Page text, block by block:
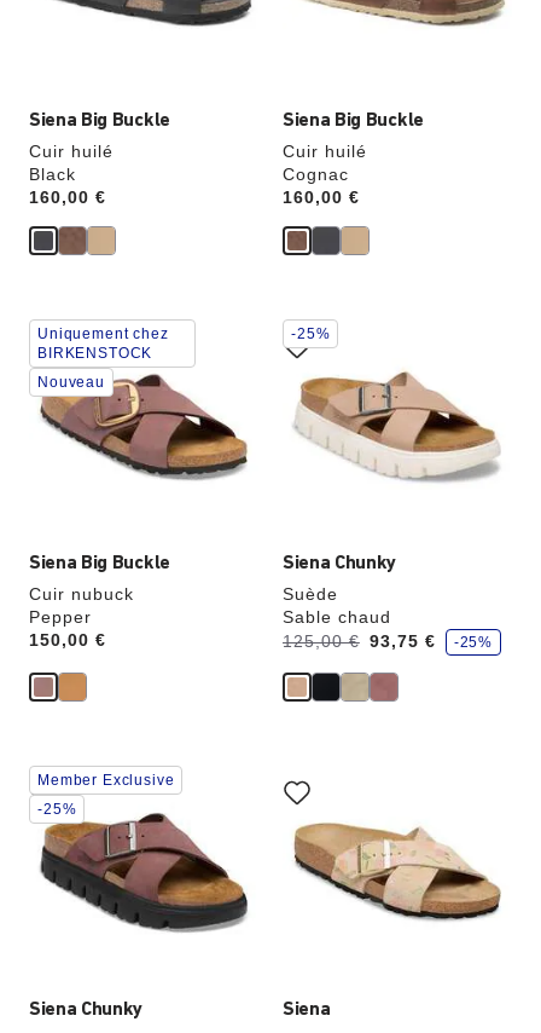
Siena Big Buckle
Cuir huilé
Black
Price:
160,00 €
modifiera
Siena Big Buckle
Cuir huilé
Cognac
Price:
160,00 €
modifiera
Siena Big Buckle
Cuir nubuck
Pepper
Price:
150,00 €
Cliquer
sur
les
échantillons
de
couleurs
modifiera
Uniquement chez
BIRKENSTOCK
Nouveau
Siena Chunky
Suède
Sable chaud
Avant:
125,00 €
à 93,75 €
é
c
n
o
-25%
Cliquer
sur
les
échantillons
couleurs
modifiera
-25%
Siena Chunky
Cliquer
sur
les
échantillons
couleurs
modifiera
Member Exclusive
-25%
Siena
sur
les
échantillons
de
couleurs
modifiera